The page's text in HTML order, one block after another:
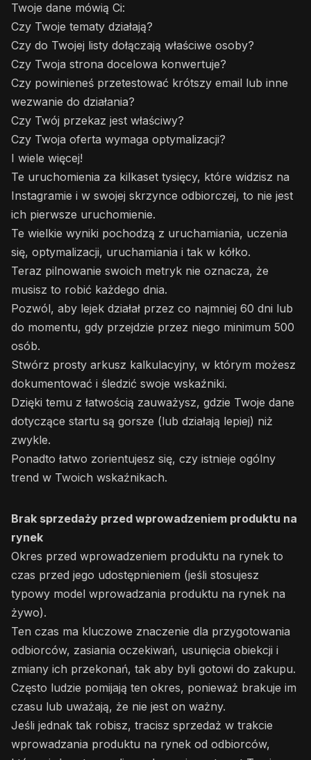
Twoje dane mówią Ci:
Czy Twoje tematy działają?
Czy do Twojej listy dołączają właściwe osoby?
Czy Twoja strona docelowa konwertuje?
Czy powinieneś przetestować krótszy email lub inne
wezwanie do działania?
Czy Twój przekaz jest właściwy?
Czy Twoja oferta wymaga optymalizacji?
I wiele więcej!
Te uruchomienia za kilkaset tysięcy, które widzisz na
Instagramie i w swojej skrzynce odbiorczej, to nie jest
ich pierwsze uruchomienie.
Te wielkie wyniki pochodzą z uruchamiania, uczenia
się, optymalizacji, uruchamiania i tak w kółko.
Teraz pilnowanie swoich metryk nie oznacza, że
musisz to robić każdego dnia.
Pozwól, aby lejek działał przez co najmniej 60 dni lub
do momentu, gdy przejdzie przez niego minimum 500
osób.
Stwórz prosty arkusz kalkulacyjny, w którym możesz
dokumentować i śledzić swoje wskaźniki.
Dzięki temu z łatwością zauważysz, gdzie Twoje dane
dotyczące startu są gorsze (lub działają lepiej) niż
zwykle.
Ponadto łatwo zorientujesz się, czy istnieje ogólny
trend w Twoich wskaźnikach.
Brak sprzedaży przed wprowadzeniem produktu na
rynek
Okres przed wprowadzeniem produktu na rynek to
czas przed jego udostępnieniem (jeśli stosujesz
typowy model wprowadzania produktu na rynek na
żywo).
Ten czas ma kluczowe znaczenie dla przygotowania
odbiorców, zasiania oczekiwań, usunięcia obiekcji i
zmiany ich przekonań, tak aby byli gotowi do zakupu.
Często ludzie pomijają ten okres, ponieważ brakuje im
czasu lub uważają, że nie jest on ważny.
Jeśli jednak tak robisz, tracisz sprzedaż w trakcie
wprowadzania produktu na rynek od odbiorców,